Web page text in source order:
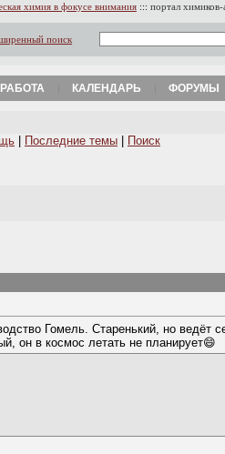
химия в фокусе внимания ::: портал химиков-
поиск
РАБОТА КАЛЕНДАРЬ ФОРУМЫ
Последние темы Поиск
Гомель. Старенький, но
он в космос летать не планирует😄